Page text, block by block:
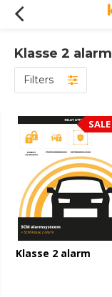
Klasse 2 alarm
Filters
Klasse 2 alarm
SALE
SALE